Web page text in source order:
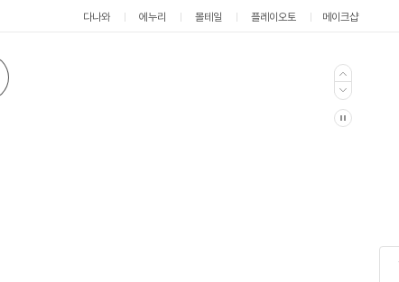
다나와 에누리 몰테일 플레이오토 메이크샵